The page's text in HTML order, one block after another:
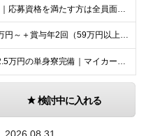
【完全未経験OK｜応募資格を満たす方は全員面接！】 ◎学歴不問／前職不問／転職回数不問 ◎自動車免許・英語力なども一切不問 ◎58歳以下の方（長期のキャリア形成を図るため） ブランクがある方、正社員
★想定月収31.4万円～＋賞与年2回（59万円以上） ★入社お祝い金15万円支給 ★水道+光熱費無料の家賃がリーズナブルな社員寮(単身寮)あり！ 月給24万5000円以上(基本給21万1000円＋業
【転勤なし｜月2.5万円の単身寮完備｜マイカー・バイク通勤OK】 成田空港または空港関連施設での勤務となります。 お住まいや希望を考慮し、千葉市美浜区・四街道市への配属となる場合もあります。 【本社
検討中に入れる